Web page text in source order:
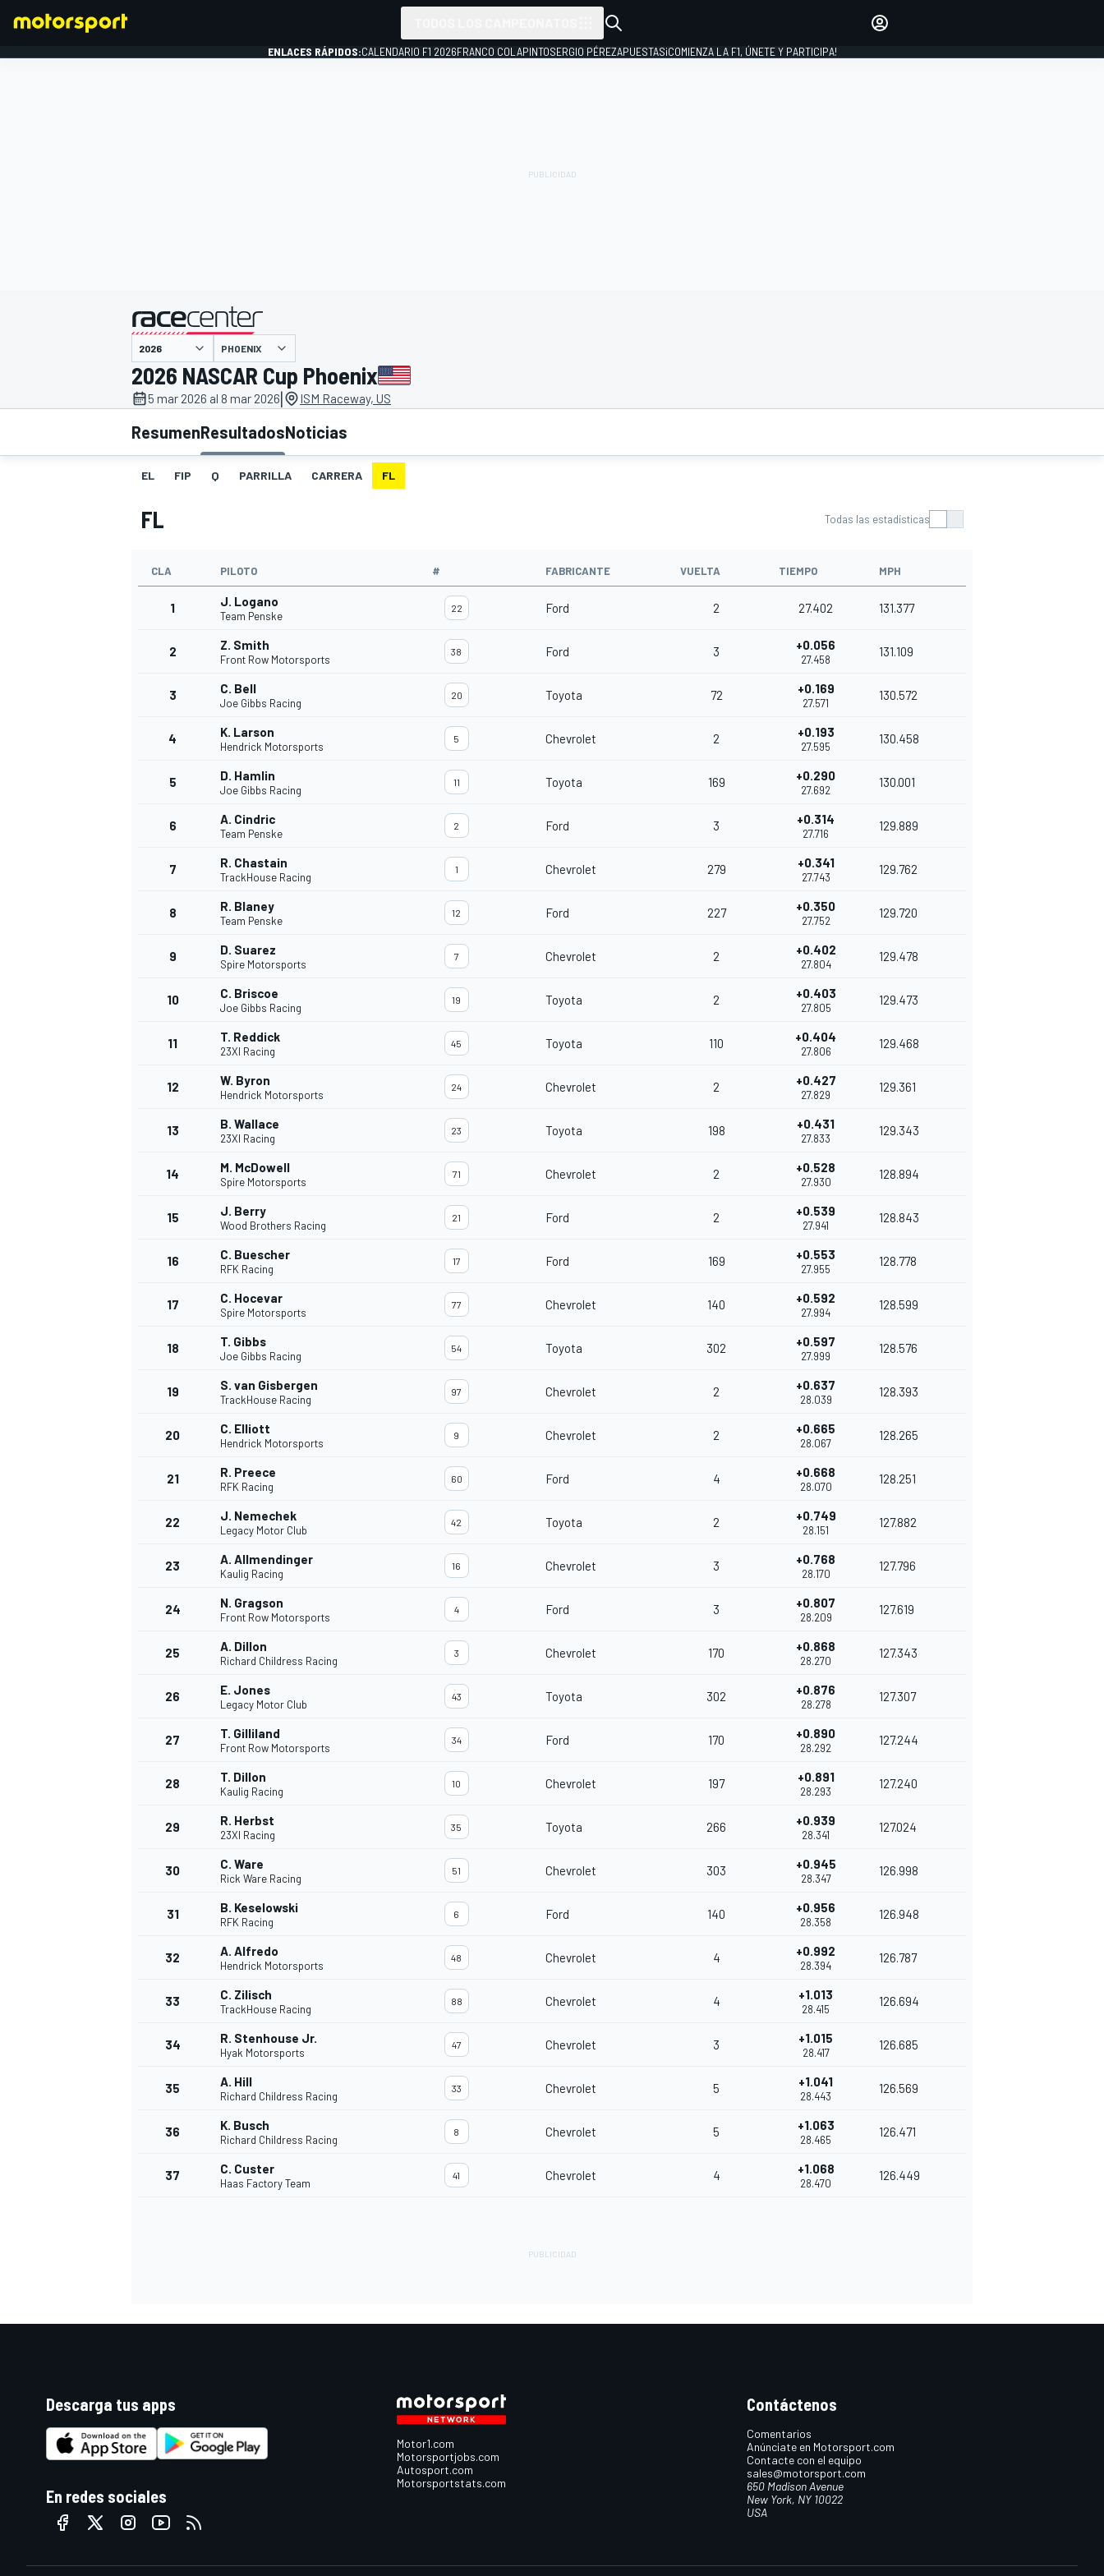
INDYCAR
FÓRMULA E
INICIAR SESIÓN
ENLACES RÁPIDOS:CALENDARIO F1 2026FRANCO COLAPINTOSERGIO PÉREZAPUESTAS¡COMIENZA LA F1, ÚNETE Y PARTICIPA!
presentado por
PHOENIX
2026 NASCAR Cup Phoenix
5 mar 2026 al 8 mar 2026| ISM Raceway, US
ResumenResultadosNoticias
EL FIP Q PARRILLA CARRERA FL
FL Todas las estadísticas
CLA PILOTO # FABRICANTE VUELTA TIEMPO MPH
1 J. Logano
Team Penske
22 Ford 2 27.402 131.377
2 Z. Smith
Front Row Motorsports
38 Ford 3 +0.056
27.458
131.109
3 C. Bell
Joe Gibbs Racing
20 Toyota 72 +0.169
27.571
130.572
4 K. Larson
Hendrick Motorsports
5 Chevrolet 2 +0.193
27.595
130.458
5 D. Hamlin
Joe Gibbs Racing
11 Toyota 169 +0.290
27.692
130.001
6 A. Cindric
Team Penske
2 Ford 3 +0.314
27.716
129.889
7 R. Chastain
TrackHouse Racing
1 Chevrolet 279 +0.341
27.743
129.762
8 R. Blaney
Team Penske
12 Ford 227 +0.350
27.752
129.720
9 D. Suarez
Spire Motorsports
7 Chevrolet 2 +0.402
27.804
129.478
10 C. Briscoe
Joe Gibbs Racing
19 Toyota 2 +0.403
27.805
129.473
11 T. Reddick
23XI Racing
45 Toyota 110 +0.404
27.806
129.468
12 W. Byron
Hendrick Motorsports
24 Chevrolet 2 +0.427
27.829
129.361
13 B. Wallace
23XI Racing
23 Toyota 198 +0.431
27.833
129.343
14 M. McDowell
Spire Motorsports
71 Chevrolet 2 +0.528
27.930
128.894
15 J. Berry
Wood Brothers Racing
21 Ford 2 +0.539
27.941
128.843
16 C. Buescher
RFK Racing
17 Ford 169 +0.553
27.955
128.778
17 C. Hocevar
Spire Motorsports
77 Chevrolet 140 +0.592
27.994
128.599
18 T. Gibbs
Joe Gibbs Racing
54 Toyota 302 +0.597
27.999
128.576
19 S. van Gisbergen
TrackHouse Racing
97 Chevrolet 2 +0.637
28.039
128.393
20 C. Elliott
Hendrick Motorsports
9 Chevrolet 2 +0.665
28.067
128.265
21 R. Preece
RFK Racing
60 Ford 4 +0.668
28.070
128.251
22 J. Nemechek
Legacy Motor Club
42 Toyota 2 +0.749
28.151
127.882
23 A. Allmendinger
Kaulig Racing
16 Chevrolet 3 +0.768
28.170
127.796
24 N. Gragson
Front Row Motorsports
4 Ford 3 +0.807
28.209
127.619
25 A. Dillon
Richard Childress Racing
3 Chevrolet 170 +0.868
28.270
127.343
26 E. Jones
Legacy Motor Club
43 Toyota 302 +0.876
28.278
127.307
27 T. Gilliland
Front Row Motorsports
34 Ford 170 +0.890
28.292
127.244
28 T. Dillon
Kaulig Racing
10 Chevrolet 197 +0.891
28.293
127.240
29 R. Herbst
23XI Racing
35 Toyota 266 +0.939
28.341
127.024
30 C. Ware
Rick Ware Racing
51 Chevrolet 303 +0.945
28.347
126.998
31 B. Keselowski
RFK Racing
6 Ford 140 +0.956
28.358
126.948
32 A. Alfredo
Hendrick Motorsports
48 Chevrolet 4 +0.992
28.394
126.787
33 C. Zilisch
TrackHouse Racing
88 Chevrolet 4 +1.013
28.415
126.694
34 R. Stenhouse Jr.
Hyak Motorsports
47 Chevrolet 3 +1.015
28.417
126.685
35 A. Hill
Richard Childress Racing
33 Chevrolet 5 +1.041
28.443
126.569
36 K. Busch
Richard Childress Racing
8 Chevrolet 5 +1.063
28.465
126.471
37 C. Custer
Haas Factory Team
41 Chevrolet 4 +1.068
28.470
126.449
Descarga tus apps
En redes sociales
Motor1.com
Motorsportjobs.com
Autosport.com
Motorsportstats.com
Contáctenos
Comentarios
Anúnciate en Motorsport.com
Contacte con el equipo
sales@motorsport.com
650 Madison Avenue
New York, NY 10022
USA